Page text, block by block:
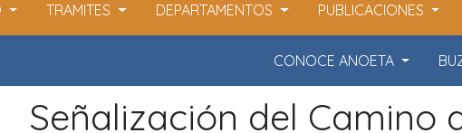
TRAMITES DEPARTAMENTOS PUBLICACIONES
CONOCE ANOETA
Señalización del Camino